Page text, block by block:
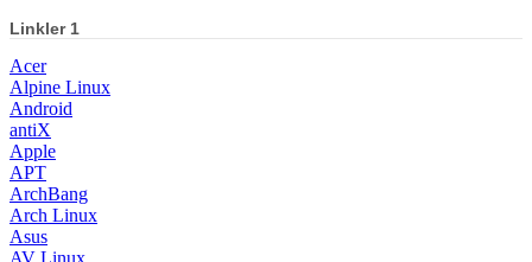
Linkler 1
Acer
Alpine Linux
Android
antiX
Apple
APT
ArchBang
Arch Linux
Asus
AV Linux